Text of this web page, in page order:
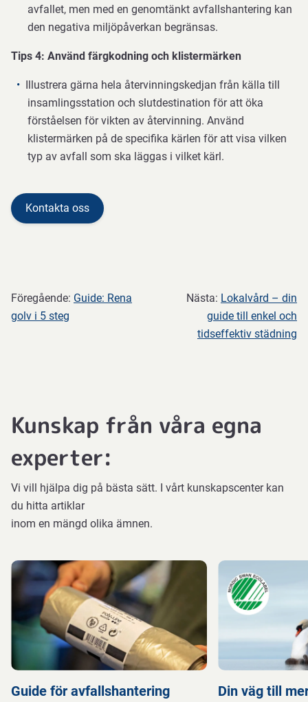
avfallet, men med en genomtänkt avfallshantering kan
den negativa miljöpåverkan begränsas.
Tips 4: Använd färgkodning och klistermärken
Illustrera gärna hela återvinningskedjan från källa till
insamlingsstation och slutdestination för att öka
förståelsen för vikten av återvinning. Använd
klistermärken på de specifika kärlen för att visa vilken
typ av avfall som ska läggas i vilket kärl.
Kontakta oss
Föregående: Guide: Rena
golv i 5 steg
Nästa: Lokalvård – din
guide till enkel och
tidseffektiv städning
Kunskap från våra egna
experter:
Vi vill hjälpa dig på bästa sätt. I vårt kunskapscenter kan
du hitta artiklar
inom en mängd olika ämnen.
Guide för avfallshantering
Din väg till